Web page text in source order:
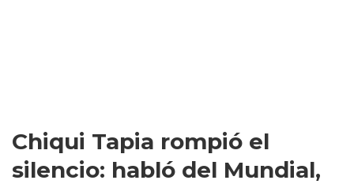
Chiqui Tapia rompió el
silencio: habló del Mundial,